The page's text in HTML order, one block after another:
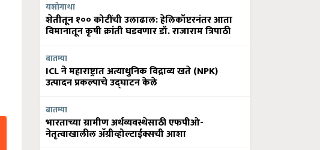
यशोगाथा
शेतीतून १०० कोटींची उलाढाल: हेलिकॉप्टरनंतर आता
विमानातून कृषी क्रांती घडवणार डॉ. राजाराम त्रिपाठी
बातम्या
ICL ने महाराष्ट्रात अत्याधुनिक विद्राव्य खते (NPK)
उत्पादन प्रकल्पाचे उद्घाटन केले
बातम्या
भारताच्या ग्रामीण अर्थव्यवस्थेसाठी एफपीओ-
नेतृत्वाखालील अ‍ॅग्रीव्होल्टाईक्सची आशा